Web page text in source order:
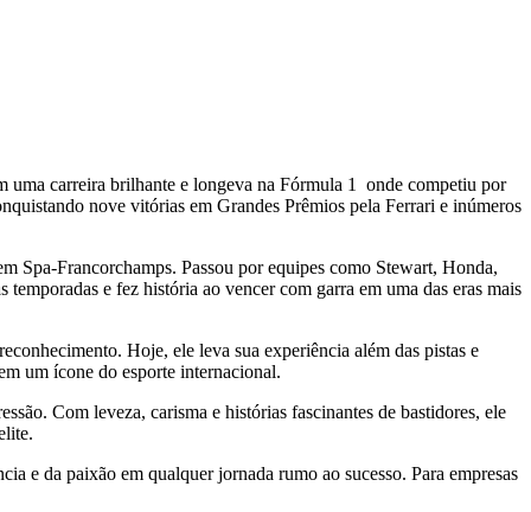
uma carreira brilhante e longeva na Fórmula 1 onde competiu por
nove vitórias em Grandes Prêmios pela Ferrari e inúmeros
Spa-Francorchamps. Passou por equipes como Stewart, Honda,
e fez história ao vencer com garra em uma das eras mais
Hoje, ele leva sua experiência além das pistas e
um ícone do esporte internacional.
Com leveza, carisma e histórias fascinantes de bastidores, ele
e da paixão em qualquer jornada rumo ao sucesso. Para empresas